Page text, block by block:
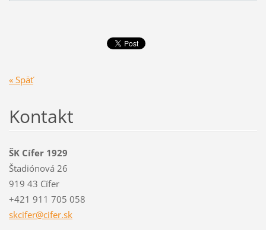
« Späť
Kontakt
ŠK Cífer 1929
Štadiónová 26
919 43 Cífer
+421 911 705 058
skcifer@cifer.sk